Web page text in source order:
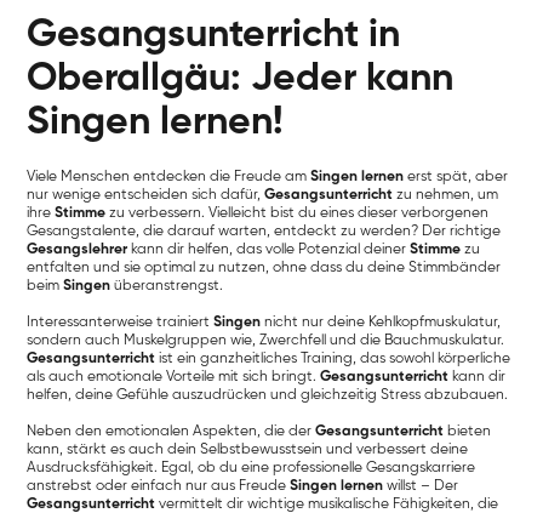
Gesangsunterricht in
Oberallgäu: Jeder kann
Singen lernen!
Viele Menschen entdecken die Freude amSingen lernen erst spät, aber
nur wenige entscheiden sich dafür,Gesangsunterricht zu nehmen, um
ihreStimme zu verbessern. Vielleicht bist du eines dieser verborgenen
Gesangstalente, die darauf warten, entdeckt zu werden? Der richtige
Gesangslehrer kann dir helfen, das volle Potenzial deinerStimme zu
entfalten und sie optimal zu nutzen, ohne dass du deine Stimmbänder
beimSingen überanstrengst.
Interessanterweise trainiertSingen nicht nur deine Kehlkopfmuskulatur,
sondern auch Muskelgruppen wie, Zwerchfell und die Bauchmuskulatur.
Gesangsunterricht ist ein ganzheitliches Training, das sowohl körperliche
als auch emotionale Vorteile mit sich bringt.Gesangsunterricht kann dir
helfen, deine Gefühle auszudrücken und gleichzeitig Stress abzubauen.
Neben den emotionalen Aspekten, die derGesangsunterricht bieten
kann, stärkt es auch dein Selbstbewusstsein und verbessert deine
Ausdrucksfähigkeit. Egal, ob du eine professionelle Gesangskarriere
anstrebst oder einfach nur aus FreudeSingen lernen willst – Der
Gesangsunterricht vermittelt dir wichtige musikalische Fähigkeiten, die